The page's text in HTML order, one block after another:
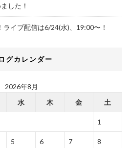
した！
イブ配信は6/24(水)、19:00〜！
グカレンダー
2026年8月
水 木 金 土
1
5 6 7 8